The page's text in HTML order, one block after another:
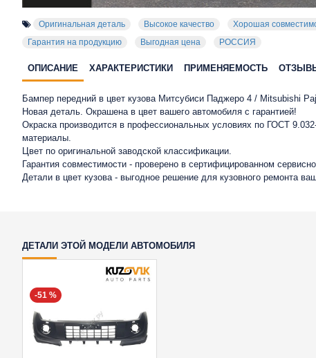
Оригинальная деталь Высокое качество Хорошая
Гарантия на продукцию
Выгодная цена РОССИЯ
ОПИСАНИЕ ХАРАКТЕРИСТИКИ ПРИМЕНЯЕМОСТЬ
Бампер передний в цвет кузова Митсубиси Паджеро 4 / Mitsubishi
Новая деталь. Окрашена в цвет вашего автомобиля с гарантией!
Окраска производится в профессиональных условиях по ГОСТ
материалы.
Цвет по оригинальной заводской классификации.
Гарантия совместимости - проверено в сертифицированном
Детали в цвет кузова - выгодное решение для кузовного ремонта
ДЕТАЛИ ЭТОЙ МОДЕЛИ АВТОМОБИЛЯ
-51 %